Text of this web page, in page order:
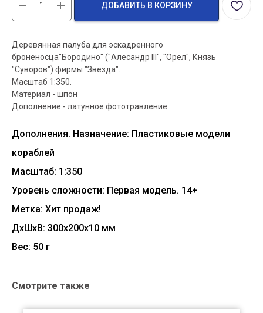
ДОБАВИТЬ В КОРЗИНУ
Деревянная палуба для эскадренного
броненосца"Бородино" ("Алесандр III", "Орёл", Князь
"Суворов") фирмы "Звезда".
Масштаб 1:350.
Материал - шпон
Дополнение - латунное фототравление
Дополнения. Назначение: Пластиковые модели
кораблей
Масштаб: 1:350
Уровень сложности: Первая модель. 14+
Метка: Хит продаж!
ДxШxВ: 300x200x10 мм
Вес: 50 г
Смотрите также